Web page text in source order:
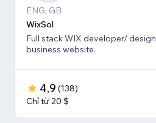
ENG, GB
WixSol
Full stack WIX developer/
business website.
4,9 (138)
Chỉ từ 20 $